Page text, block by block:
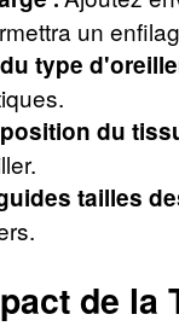
un
type
du
tailles
de la